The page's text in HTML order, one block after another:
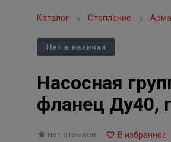
Каталог Отопление
Нет в наличии
Насосная
фланец Ду40,
нет отзывов В избранное